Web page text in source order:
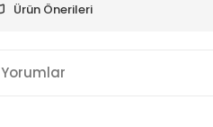
Ürün Önerileri
Yorumlar